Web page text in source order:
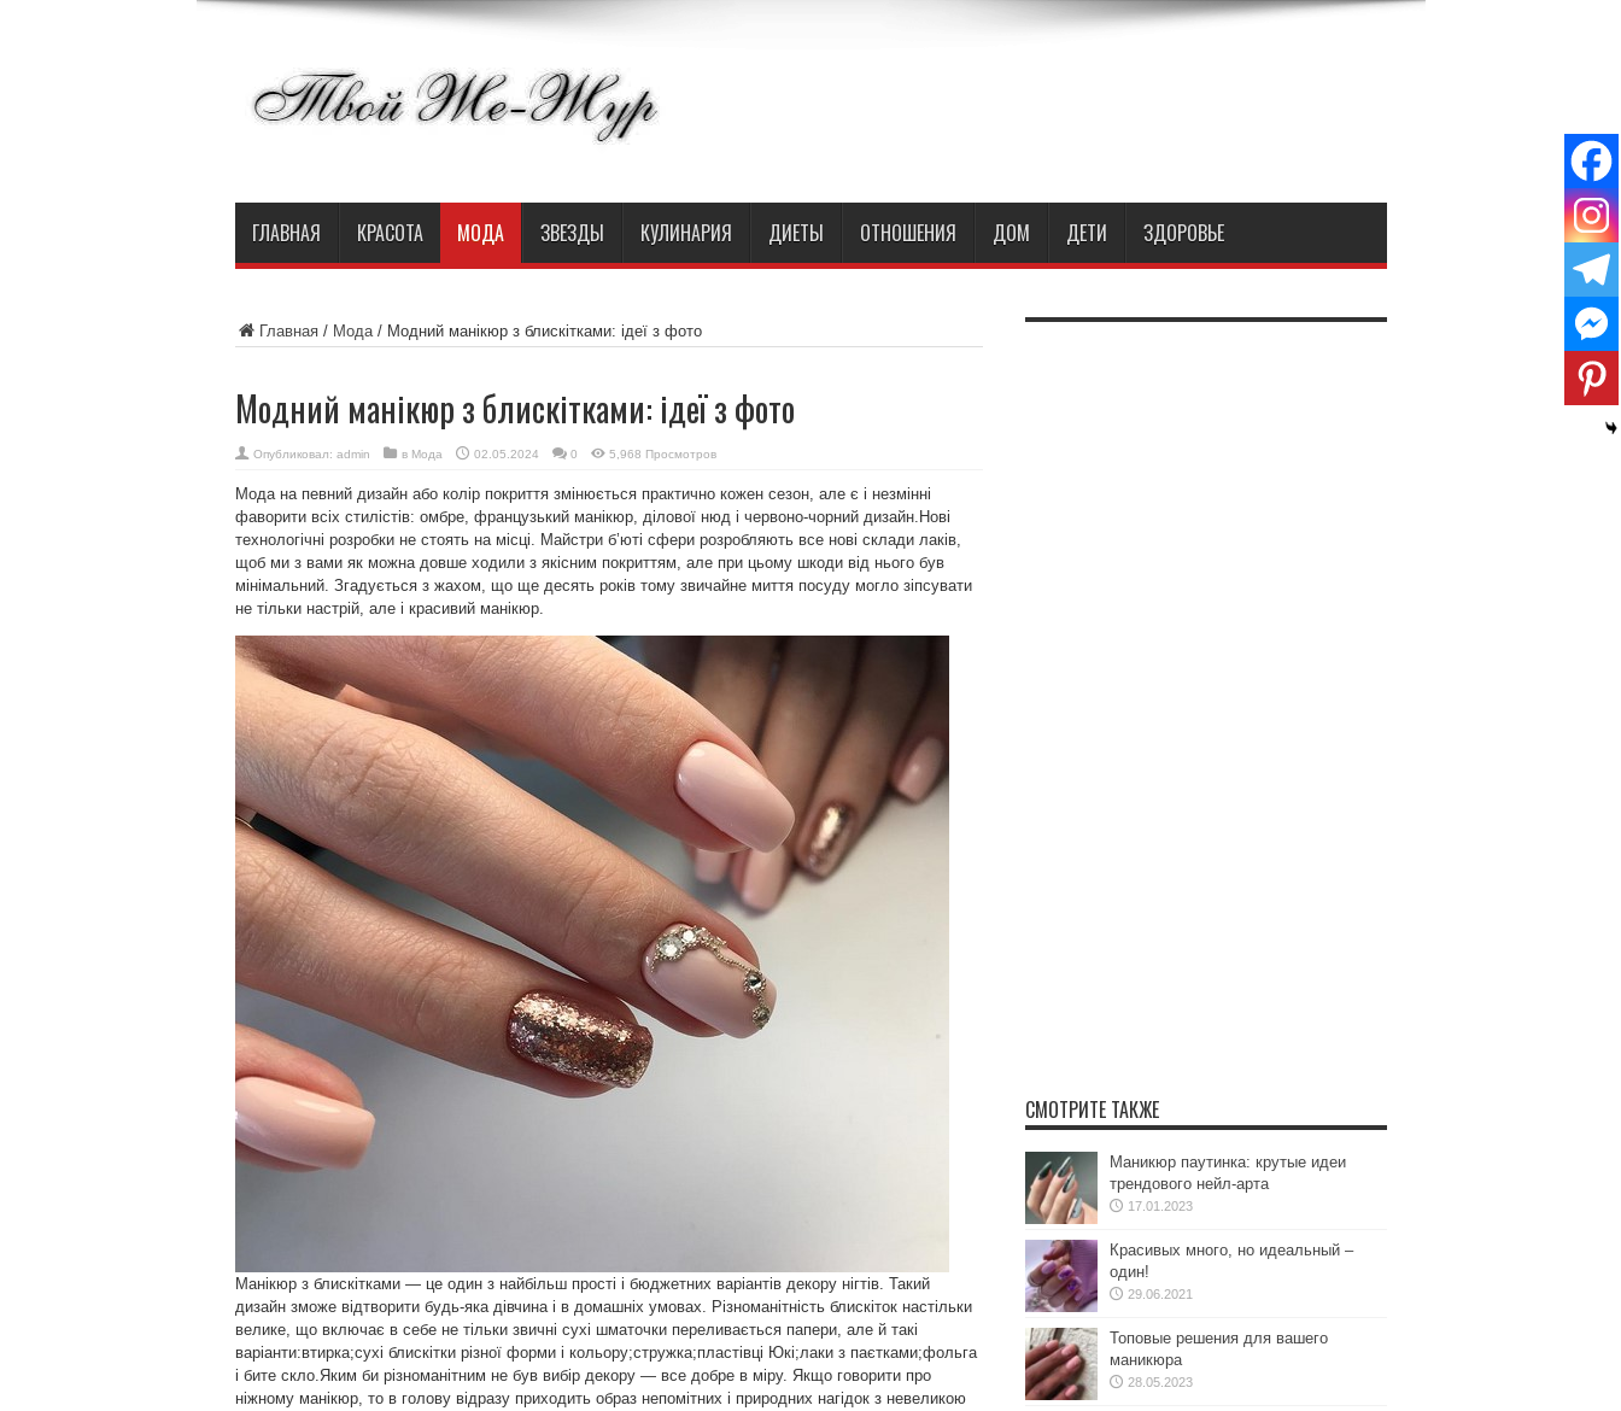
ГЛАВНАЯ КРАСОТА МОДА ЗВЕЗДЫ КУЛИНАРИЯ ДИЕТЫ ОТНОШЕНИЯ ДОМ ДЕТИ ЗДОРОВЬЕ
Главная/ Мода/ Модний манікюр з блискітками: ідеї з фото
Модний манікюр з блискітками: ідеї з фото
Опубликовал: admin в Мода 02.05.2024 0 5,968 Просмотров
Мода на певний дизайн або колір покриття змінюється практично кожен сезон, але є і незмінні
фаворити всіх стилістів: омбре, французький манікюр, ділової нюд і червоно-чорний дизайн.Нові
технологічні розробки не стоять на місці. Майстри б’юті сфери розробляють все нові склади лаків,
щоб ми з вами як можна довше ходили з якісним покриттям, але при цьому шкоди від нього був
мінімальний. Згадується з жахом, що ще десять років тому звичайне миття посуду могло зіпсувати
не тільки настрій, але і красивий манікюр.
Манікюр з блискітками — це один з найбільш прості і бюджетних варіантів декору нігтів. Такий
дизайн зможе відтворити будь-яка дівчина і в домашніх умовах. Різноманітність блискіток настільки
велике, що включає в себе не тільки звичні сухі шматочки переливається папери, але й такі
варіанти:втирка;сухі блискітки різної форми і кольору;стружка;пластівці Юкі;лаки з паєтками;фольга
і бите скло.Яким би різноманітним не був вибір декору — все добре в міру. Якщо говорити про
ніжному манікюр, то в голову відразу приходить образ непомітних і природних нагідок з невеликою
СМОТРИТЕ ТАКЖЕ
Маникюр паутинка: крутые идеи
трендового нейл-арта
17.01.2023
Красивых много, но идеальный –
один!
29.06.2021
Топовые решения для вашего
маникюра
28.05.2023